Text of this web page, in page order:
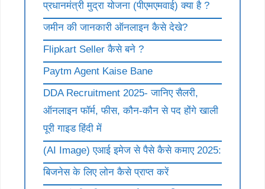
प्रधानमंत्री मुद्रा योजना (पीएमएमवाई) क्या है ?
जमीन की जानकारी ऑनलाइन कैसे देखे?
Flipkart Seller कैसे बने ?
Paytm Agent Kaise Bane
DDA Recruitment 2025- जानिए सैलरी,
ऑनलाइन फॉर्म, फीस, कौन-कौन से पद होंगे खाली
पूरी गाइड हिंदी में
(AI Image) एआई इमेज से पैसे कैसे कमाए 2025:
बिजनेस के लिए लोन कैसे प्राप्त करें